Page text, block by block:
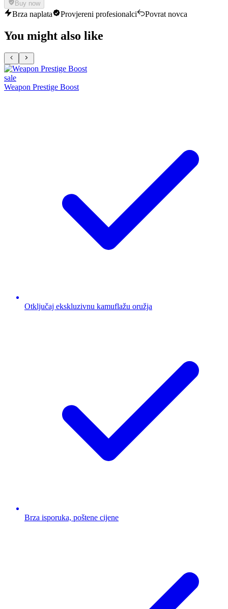
Buy now
Brza naplata Provjereni profesionalci Povrat novca
You might also like
sale
Weapon Prestige Boost
Otključaj ekskluzivnu kamuflažu oružja
Brza isporuka, poštene cijene